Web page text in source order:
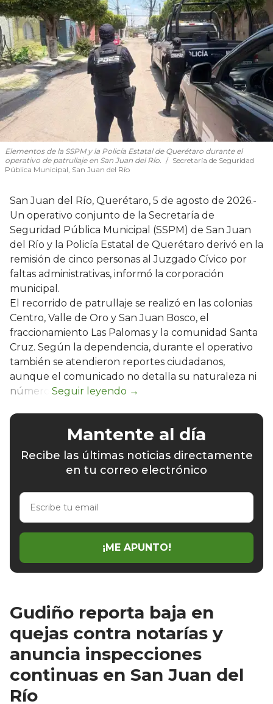
Elementos de la SSPM y la Policía Estatal de Querétaro durante el
operativo de patrullaje en San Juan del Río.
Secretaría de Seguridad
Pública Municipal, San Juan del Río
San Juan del Río, Querétaro, 5 de agosto de 2026.-
Un operativo conjunto de la Secretaría de
Seguridad Pública Municipal (SSPM) de San Juan
del Río y la Policía Estatal de Querétaro derivó en la
remisión de cinco personas al Juzgado Cívico por
faltas administrativas, informó la corporación
municipal.
El recorrido de patrullaje se realizó en las colonias
Centro, Valle de Oro y San Juan Bosco, el
fraccionamiento Las Palomas y la comunidad Santa
Cruz. Según la dependencia, durante el operativo
también se atendieron reportes ciudadanos,
aunque el comunicado no detalla su naturaleza ni
número.
Mantente al día
Recibe las últimas noticias directamente
en tu correo electrónico
Escribe
email
¡ME APUNTO!
Gudiño reporta baja en
quejas contra notarías y
anuncia inspecciones
continuas en San Juan del
Río